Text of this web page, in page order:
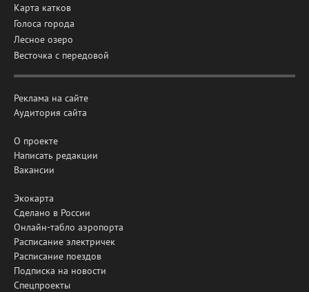
Карта катков
Голоса города
Лесное озеро
Весточка с передовой
Реклама на сайте
Аудитория сайта
О проекте
Написать редакции
Вакансии
Экокарта
Сделано в России
Онлайн-табло аэропорта
Расписание электричек
Расписание поездов
Подписка на новости
Спецпроекты